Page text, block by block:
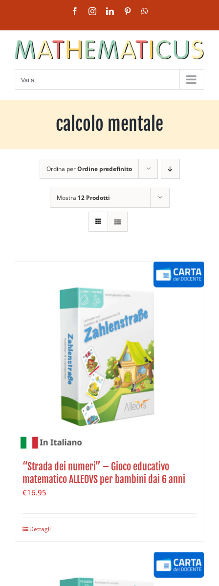
contenuto
FacebookInstagramLinkedInPinterest
Vai a...
calcolo mentale
Ordina perOrdine predefinito
Mostra 12 Prodotti
“Strada dei numeri” – Gioco educativo
matematico ALLEOVS per bambini dai 6 anni
€16.95
Dettagli